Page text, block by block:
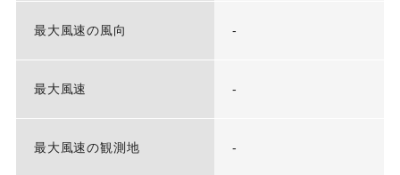
最大風速の風向 -
最大風速 -
最大風速の観測地 -